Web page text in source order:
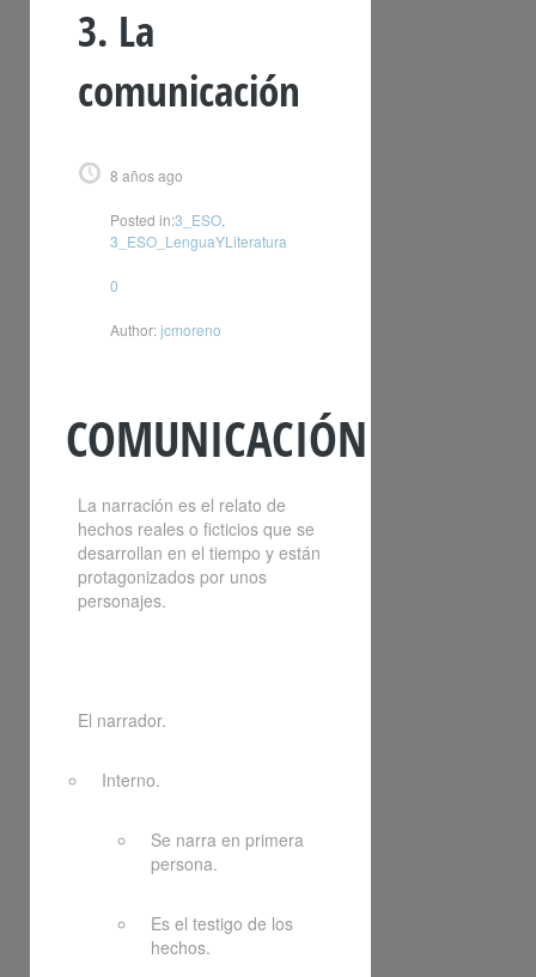
3. La
comunicación
8 años ago
Posted in:3_ESO
3_ESO_LenguaYLiteratura
0
Author:jcmoreno
COMUNICACIÓN
La narración es el relato de
hechos reales o ficticios que se
desarrollan en el tiempo y están
protagonizados por unos
personajes.
El narrador.
Interno.
Se narra en primera
persona.
Es el testigo de los
hechos.